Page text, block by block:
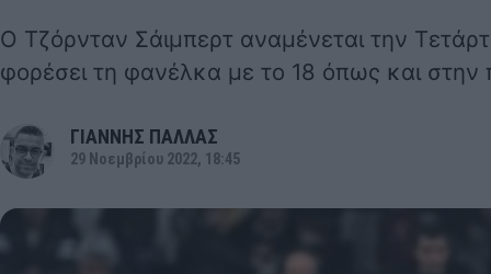
Ο Τζόρνταν Σάιμπερτ αναμένεται την
φορέσει τη φανέλκα με το 18 όπως και στην
ΓΙΑΝΝΗΣ ΠΑΛΛΑΣ
29 Νοεμβρίου 2022, 18:45